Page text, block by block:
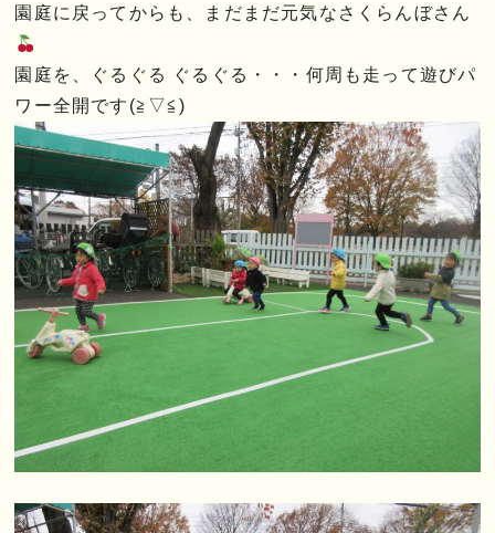
園庭に戻ってからも、まだまだ元気なさくらんぼさん
園庭を、ぐるぐる ぐるぐる・・・何周も走って遊びパ
ワー全開です(≧▽≦)